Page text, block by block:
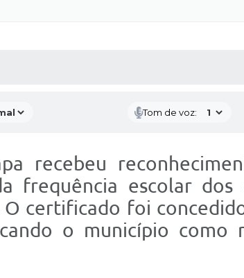
Tom de voz:
recebeu
frequência escolar dos
O certificado foi
o município